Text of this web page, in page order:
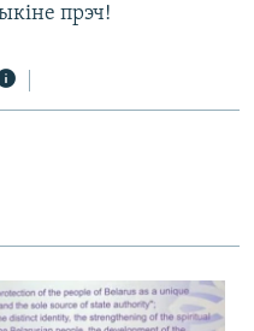
прэч!